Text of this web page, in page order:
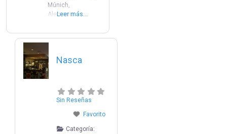
Múnich,
Alemania
Leer más...
Nasca
Sin Reseñas
Favorito
Categoría: